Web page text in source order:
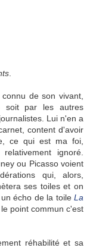
de son vivant,
soit par les autres
Lui n'en a
content d'avoir
ce qui est ma foi,
ignoré.
ou Picasso voient
qui, alors,
ses toiles et on
un écho de la toileLa
point commun c'est
réhabilité et sa